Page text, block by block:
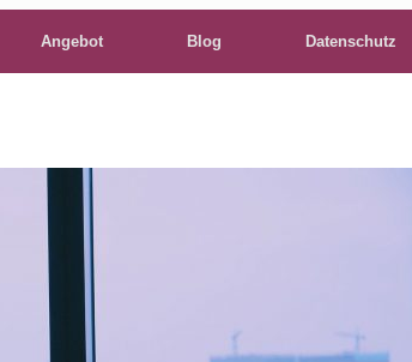
Angebot Blog Datenschutz